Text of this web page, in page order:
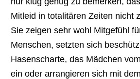
Mitleid in totalitären Zeiten nicht
Sie zeigen sehr wohl Mitgefühl
Menschen, setzten sich
Hasenscharte, das Mädchen
ein oder arrangieren sich mit